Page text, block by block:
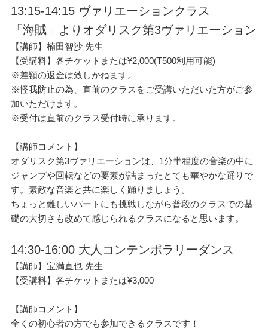
13:15-14:15 ヴァリエーションクラス
「海賊」よりオダリスク第3ヴァリエーション
【講師】楠田智沙 先生
【受講料】各チケットまたは¥2,000(T500利用可能)
※差額の返金は致しかねます。
※怪我防止の為、直前のクラスをご受講いただいた方がご参
加いただけます。
※受付は直前のクラス受付時に承ります。
【講師コメント】
オダリスク第3ヴァリエーションは、1分半程度の音楽の中に
ジャンプや回転などの要素が詰まったとても華やかな踊りで
す。素敵な音楽と共に楽しく踊りましょう。
ちょっと難しいパートにも挑戦しながら普段のクラスでの基
礎の大切さも改めて感じられるクラスになると思います。
14:30-16:00 大人コンテンポラリーダンス
【講師】宝満直也 先生
【受講料】各チケットまたは¥3,000
【講師コメント】
全くの初心者の方でも参加できるクラスです！